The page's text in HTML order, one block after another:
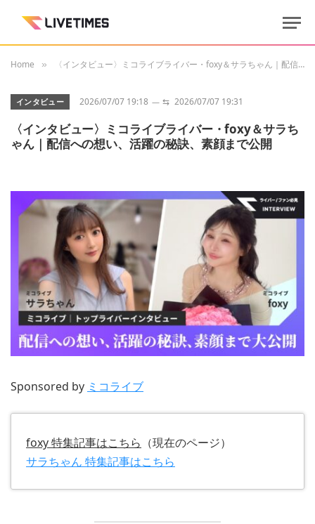
Home » 〈インタビュー〉ミコライブライバー・foxy＆サラちゃん｜配信への想い、活躍の秘訣、素顔まで公開
インタビュー 2026/07/07 19:18 ⇆ 2026/07/07 19:31
〈インタビュー〉ミコライブライバー・foxy＆サラち
ゃん｜配信への想い、活躍の秘訣、素顔まで公開
Sponsored by ミコライブ
foxy 特集記事はこちら （現在のページ）
サラちゃん 特集記事はこちら